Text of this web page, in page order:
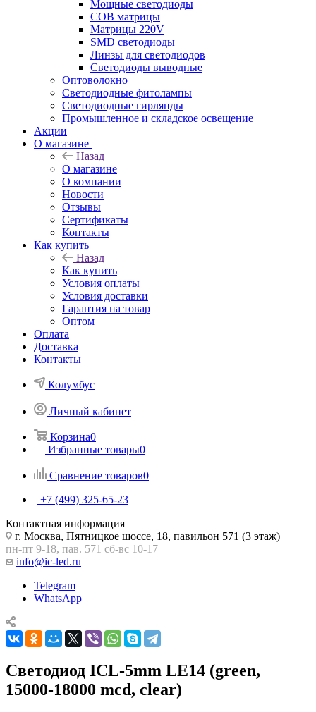
Мощные светодиоды
COB матрицы
Матрицы 220V
SMD светодиоды
Линзы для светодиодов
Светодиоды выводные
Оптоволокно
Светодиодные фитолампы
Светодиодные гирлянды
Промышленное и складское освещение
Акции
О магазине
Назад
О магазине
О компании
Новости
Отзывы
Сертификаты
Контакты
Как купить
Назад
Как купить
Условия оплаты
Условия доставки
Гарантия на товар
Оптом
Оплата
Доставка
Контакты
Колумбус
Личный кабинет
Корзина0
Избранные товары0
Сравнение товаров0
+7 (499) 325-65-23
Контактная информация
г. Москва, Пятницкое шоссе, 18, павильон 571 (3 этаж)
пн-пт 9-18, пав. 571 сб-вс 10-17
info@ic-led.ru
Telegram
WhatsApp
Светодиод ICL-5mm LE14 (green,
15000-18000 mcd, clear)